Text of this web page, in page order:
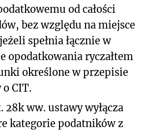
od całości
bez względu na miejsce
spełnia łącznie w
opodatkowania ryczałtem
określone w przepisie
CIT.
28k ww. ustawy wyłącza
kategorie podatników z